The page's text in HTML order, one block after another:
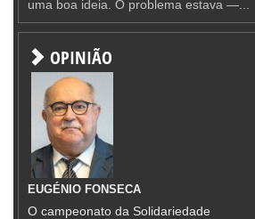
uma boa ideia. O problema estava —...
OPINIÃO
EUGÉNIO FONSECA
O campeonato da Solidariedade